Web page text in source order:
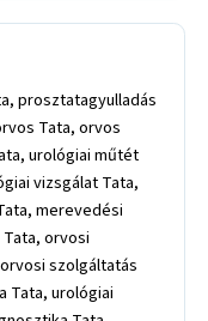
prosztatagyulladás
Tata, orvos
urológiai műtét
vizsgálat Tata,
merevedési
orvosi
szolgáltatás
Tata, urológiai